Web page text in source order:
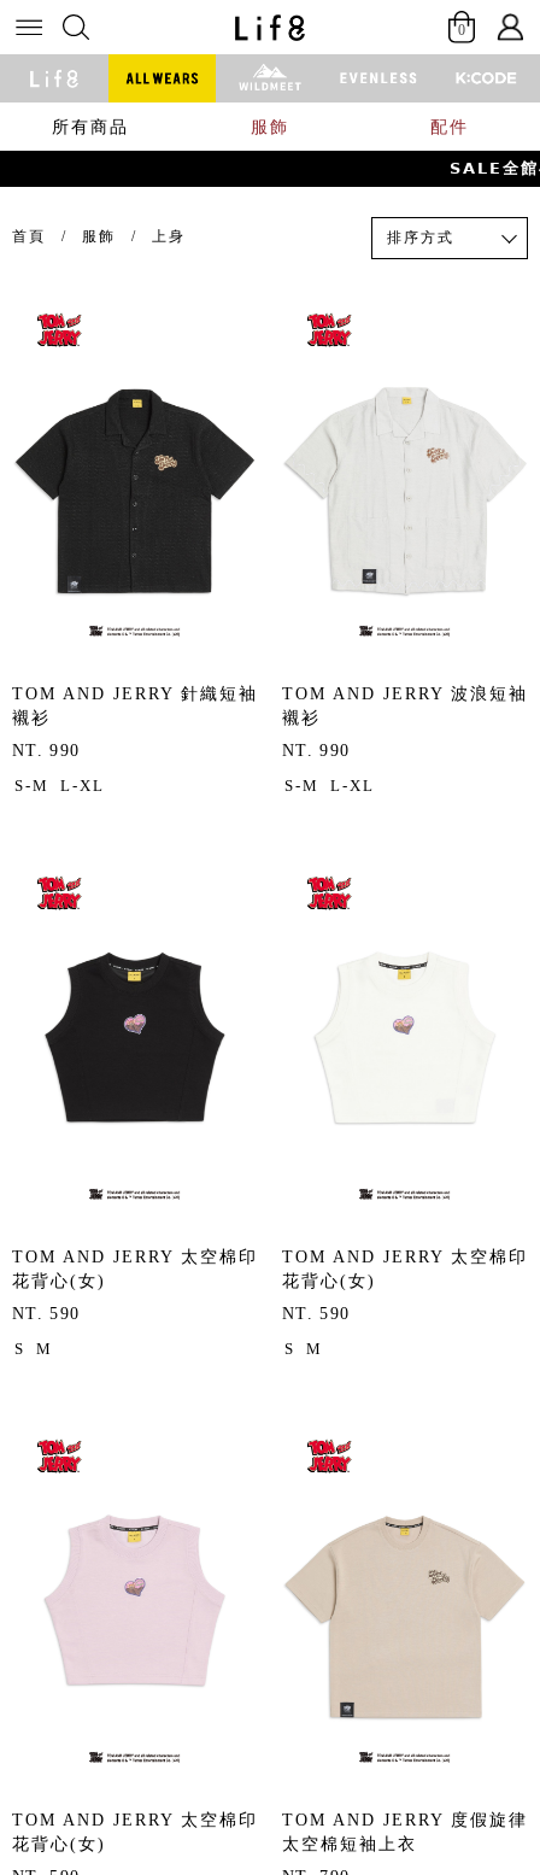
0
所有商品 服飾 配件
𝗦𝗔𝗟𝗘全館
首頁 服飾 上身 排序方式
TOM AND JERRY 針織短袖
襯衫
NT. 990
S-M L-XL
TOM AND JERRY 波浪短袖
襯衫
NT. 990
S-M L-XL
TOM AND JERRY 太空棉印
花背心(女)
NT. 590
S M
TOM AND JERRY 太空棉印
花背心(女)
NT. 590
S M
TOM AND JERRY 太空棉印
花背心(女)
TOM AND JERRY 度假旋律
太空棉短袖上衣